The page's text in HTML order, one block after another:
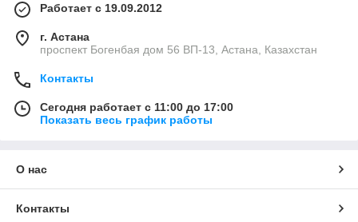
Работает с 19.09.2012
г. Астана
проспект Богенбая дом 56 ВП-13, Астана, Казахстан
Контакты
Сегодня работает с 11:00 до 17:00
Показать весь график работы
О нас
Контакты